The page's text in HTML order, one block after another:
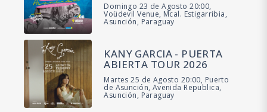
Domingo 23 de Agosto 20:00,
Voüdevil Venue, Mcal. Estigarribia,
Asunción, Paraguay
KANY GARCIA - PUERTA
ABIERTA TOUR 2026
Martes 25 de Agosto 20:00, Puerto
de Asunción, Avenida Republica,
Asunción, Paraguay